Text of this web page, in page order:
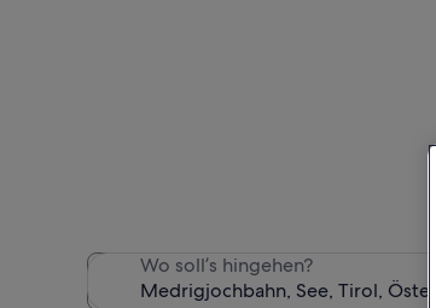
Wir haben 1.611
Wo soll’s hingehen?